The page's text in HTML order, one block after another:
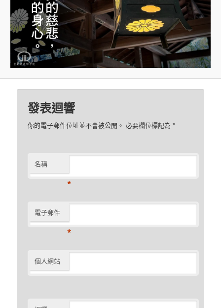
發表迴響
你的電子郵件位址並不會被公開。 必要欄位標記為*
名稱
*
電子郵件
*
個人網站